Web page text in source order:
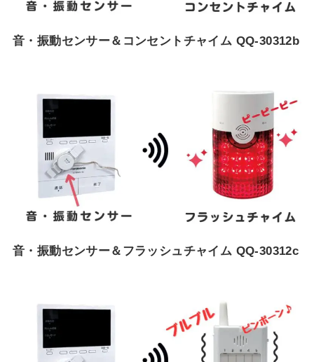
音・振動センサー＆コンセントチャイム QQ-30312b
音・振動センサー＆フラッシュチャイム QQ-30312c